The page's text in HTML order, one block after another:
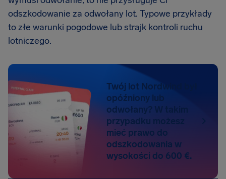
odszkodowanie za odwołany lot. Typowe przykłady
to złe warunki pogodowe lub strajk kontroli ruchu
lotniczego.
Twój lot Nordwind był
opóźniony lub
odwołany? W takim
przypadku możesz
mieć prawo do
odszkodowania w
wysokości do 600 €.